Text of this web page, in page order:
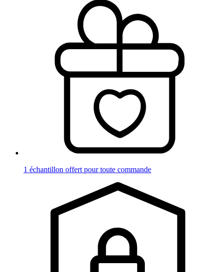
1 échantillon offert pour toute commande